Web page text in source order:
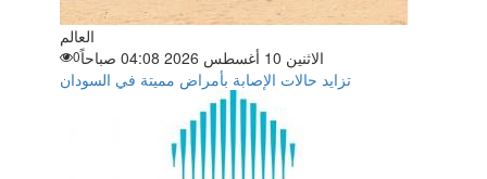
العالم
الاثنين 10 أغسطس 2026 04:08 صباحاً
0
تزايد حالات الإصابة بأمراض مميتة في السودان